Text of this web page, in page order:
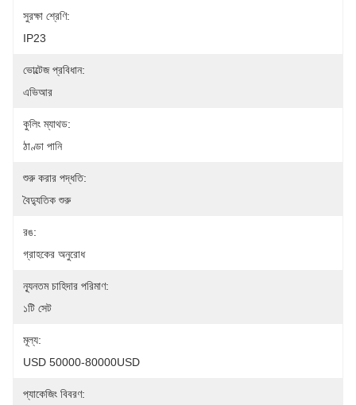
সুরক্ষা শ্রেণি:
IP23
ভোল্টেজ প্রবিধান:
এভিআর
কুলিং ম্যাথড:
ঠাণ্ডা পানি
শুরু করার পদ্ধতি:
বৈদ্যুতিক শুরু
রঙ:
গ্রাহকের অনুরোধ
ন্যূনতম চাহিদার পরিমাণ:
১টি সেট
মূল্য:
USD 50000-80000USD
প্যাকেজিং বিবরণ: